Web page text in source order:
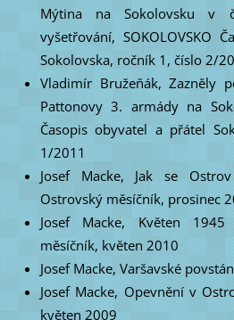
Mýtina na Sokolovsku v
vyšetřování, SOKOLOVSKO
Sokolovska, ročník 1, číslo 2/
Vladimír Bružeňák, Zazněly
Pattonovy 3. armády na
Časopis obyvatel a přátel
1/2011
Josef Macke, Jak se
Ostrovský měsíčník, prosinec
Josef Macke, Květen
měsíčník, květen 2010
Josef Macke, Varšavské
Josef Macke, Opevnění v
květen 2009